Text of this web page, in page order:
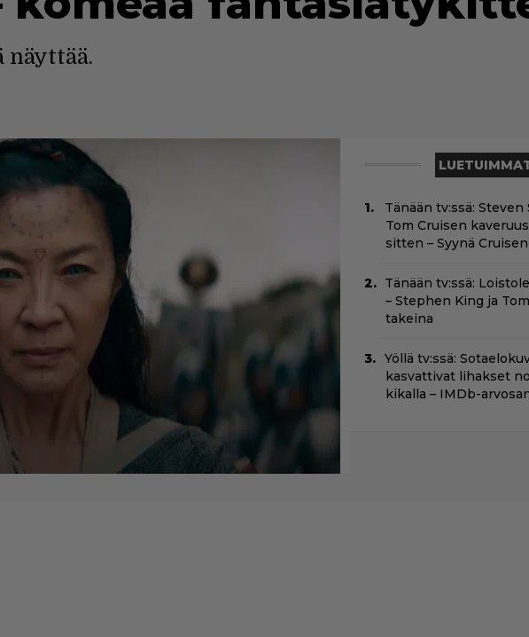
näyttää.
Tänään tv:ssä:
Tom Cruisen
sitten – Syynä
Tänään tv:ssä:
– Stephen King ja
takeina
Yöllä tv:ssä:
kasvattivat lihakset
kikalla – IMDb-